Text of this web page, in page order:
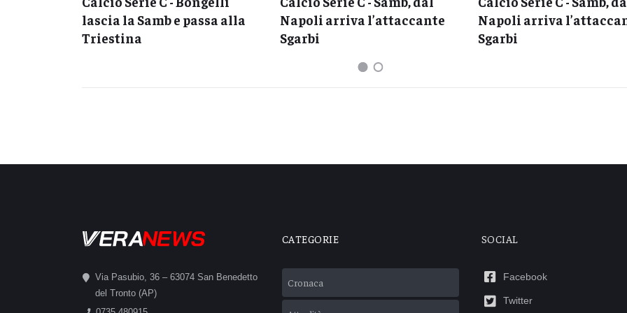
lascia la Samb e passa alla
Triestina
Napoli arriva l’attaccante
Sgarbi
Napoli arriva
Sgarbi
Via Pasubio, 36 – 63074 San Benedetto
del Tronto (AP)
CATEGORIE
Cronaca
SOCIAL
Facebook
Twitter